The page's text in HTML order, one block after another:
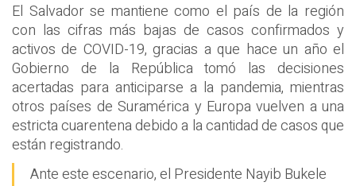
El Salvador se mantiene como el país de la región
con las cifras más bajas de casos confirmados y
activos de COVID-19, gracias a que hace un año el
Gobierno de la República tomó las decisiones
acertadas para anticiparse a la pandemia, mientras
otros países de Suramérica y Europa vuelven a una
estricta cuarentena debido a la cantidad de casos que
están registrando.
Ante este escenario, el Presidente Nayib Bukele